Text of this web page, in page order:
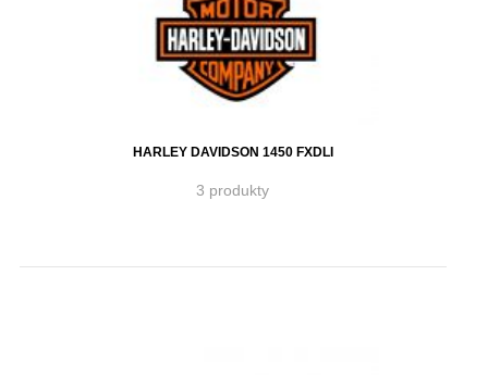
HARLEY DAVIDSON 1450 FXDLI
3 produkty